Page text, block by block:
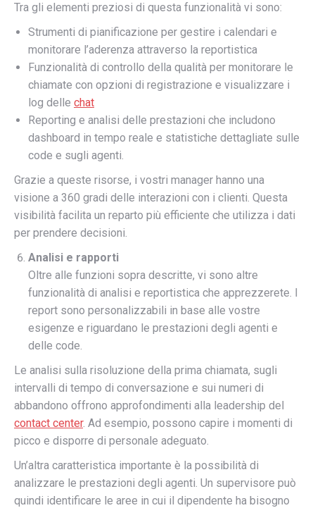
Tra gli elementi preziosi di questa funzionalità vi sono:
Strumenti di pianificazione per gestire i calendari e
monitorare l’aderenza attraverso la reportistica
Funzionalità di controllo della qualità per monitorare le
chiamate con opzioni di registrazione e visualizzare i
log delle chat
Reporting e analisi delle prestazioni che includono
dashboard in tempo reale e statistiche dettagliate sulle
code e sugli agenti.
Grazie a queste risorse, i vostri manager hanno una
visione a 360 gradi delle interazioni con i clienti. Questa
visibilità facilita un reparto più efficiente che utilizza i dati
per prendere decisioni.
Analisi e rapporti
Oltre alle funzioni sopra descritte, vi sono altre
funzionalità di analisi e reportistica che apprezzerete. I
report sono personalizzabili in base alle vostre
esigenze e riguardano le prestazioni degli agenti e
delle code.
Le analisi sulla risoluzione della prima chiamata, sugli
intervalli di tempo di conversazione e sui numeri di
abbandono offrono approfondimenti alla leadership del
contact center. Ad esempio, possono capire i momenti di
picco e disporre di personale adeguato.
Un’altra caratteristica importante è la possibilità di
analizzare le prestazioni degli agenti. Un supervisore può
quindi identificare le aree in cui il dipendente ha bisogno